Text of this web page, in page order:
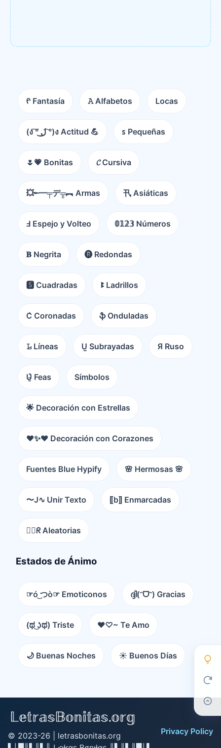
ᠻ Fantasía 𝙰 Alfabetos Locas
(ง ͠° ͟ل͜ ͡°)ง Actitud 💪 ꜱ Pequeñas
🌷💗 Bonitas 𝓒 Cursiva
💥╾━╤デ╦︻ Armas 卂 Asiáticas
Ⅎ Espejo y Volteo 𝟘𝟙𝟚𝟛 Números
𝐁 Negrita 🅡 Redondas
🆂 Cuadradas ꔪ Ladrillos
C͛ Coronadas ֆ Onduladas
𝙻̷ Líneas U̺ Subrayadas Я Ruso
U̵̮̽ Feas Símbolos
🌟 Decoración con Estrellas
❤️✨❤️ Decoración con Corazones
Fuentes Blue Hypify 🌸 Hermosas 🌸
〜J∿ Unir Texto ⟦b⟧ Enmarcadas
😵‍💫ᖇ Aleatorias
Estados de Ánimo
☞ó ͜つò☞ Emoticonos ദ്ദി(ᵔᗜᵔ) Gracias
(ಥ ͜ʖಥ) Triste ♥♡~ Te Amo
🌙 Buenas Noches ☀️ Buenos Días
© 2023-26 | letrasbonitas.org
Privacy Policy